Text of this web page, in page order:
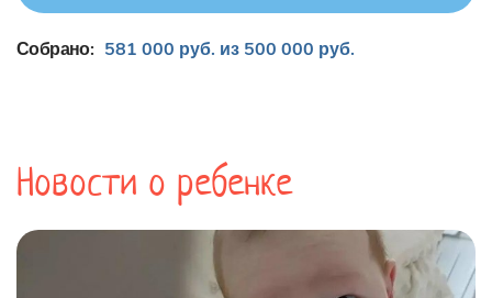
Собрано: 581 000 руб. из 500 000 руб.
Новости о ребенке